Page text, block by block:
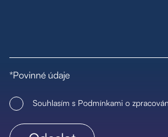
*Povinné údaje
Souhlasím s Podmínkami o